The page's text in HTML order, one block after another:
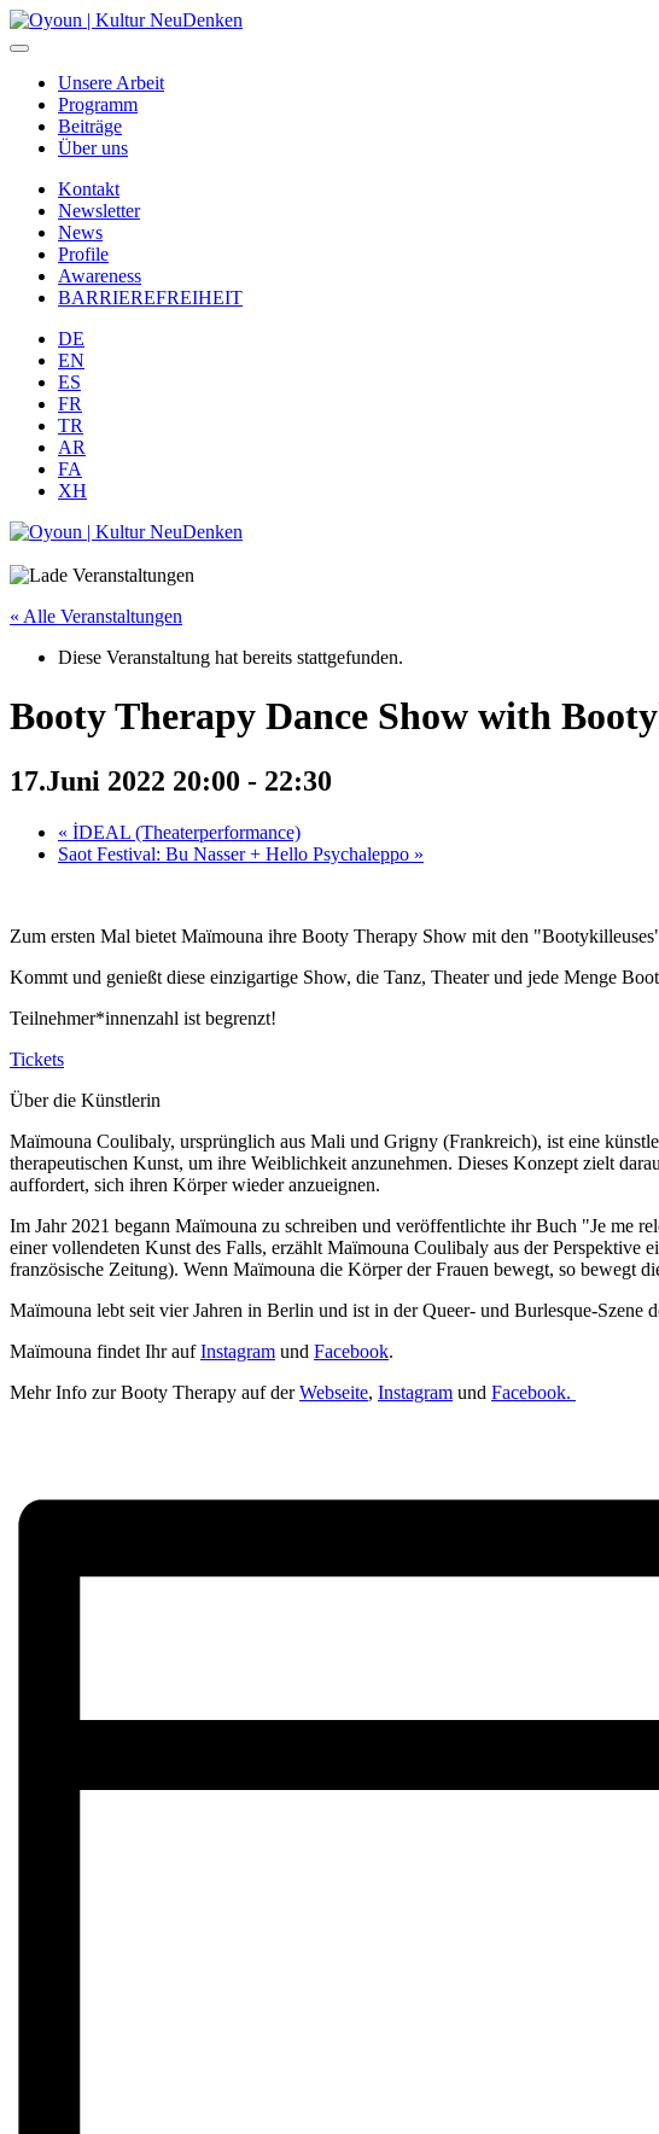
Unsere Arbeit
Programm
Beiträge
Über uns
Kontakt
Newsletter
News
Profile
Awareness
BARRIEREFREIHEIT
DE
EN
ES
FR
TR
AR
FA
XH
« Alle Veranstaltungen
Diese Veranstaltung hat bereits stattgefunden.
Booty Therapy Dance Show with
17.Juni 2022 20:00 - 22:30
« İDEAL (Theaterperformance)
Saot Festival: Bu Nasser + Hello Psychaleppo »
Zum ersten Mal bietet Maïmouna ihre Booty Therapy Show mit den
Kommt und genießt diese einzigartige Show, die Tanz, Theater und jede Menge
Teilnehmer*innenzahl ist begrenzt!
Tickets
Über die Künstlerin
Maïmouna Coulibaly, ursprünglich aus Mali und Grigny (Frankreich), ist eine
therapeutischen Kunst, um ihre Weiblichkeit anzunehmen. Dieses Konzept zielt
auffordert, sich ihren Körper wieder anzueignen.
Im Jahr 2021 begann Maïmouna zu schreiben und veröffentlichte ihr Buch "Je me
einer vollendeten Kunst des Falls, erzählt Maïmouna Coulibaly aus der Perspektive
französische Zeitung). Wenn Maïmouna die Körper der Frauen bewegt, so bewegt
Maïmouna lebt seit vier Jahren in Berlin und ist in der Queer- und Burlesque-Szene
Maïmouna findet Ihr aufInstagram und Facebook.
Mehr Info zur Booty Therapy auf derWebseite, Instagram und Facebook.